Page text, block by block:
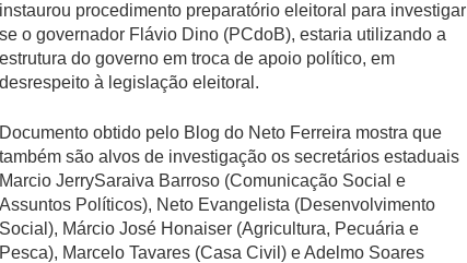
instaurou procedimento preparatório eleitoral para investigar
se o governador Flávio Dino (PCdoB), estaria utilizando a
estrutura do governo em troca de apoio político, em
desrespeito à legislação eleitoral.
Documento obtido pelo Blog do Neto Ferreira mostra que
também são alvos de investigação os secretários estaduais
Marcio JerrySaraiva Barroso (Comunicação Social e
Assuntos Políticos), Neto Evangelista (Desenvolvimento
Social), Márcio José Honaiser (Agricultura, Pecuária e
Pesca), Marcelo Tavares (Casa Civil) e Adelmo Soares